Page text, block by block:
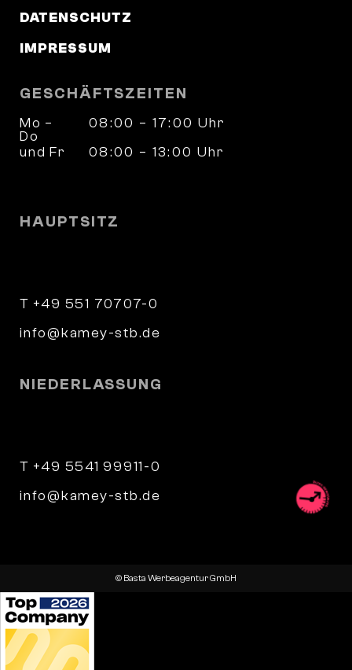
DATENSCHUTZ
IMPRESSUM
GESCHÄFTSZEITEN
Mo –
Do
08:00 – 17:00 Uhr
und Fr
08:00 – 13:00 Uhr
HAUPTSITZ
T +49 551 70707-0
info@kamey-stb.de
NIEDERLASSUNG
T +49 5541 99911-0
info@kamey-stb.de
© Basta Werbeagentur GmbH